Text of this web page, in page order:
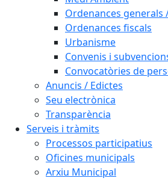
Ordenances generals
Ordenances fiscals
Urbanisme
Convenis i
Convocatòries de
Anuncis / Edictes
Seu electrònica
Transparència
Serveis i tràmits
Processos participatius
Oficines municipals
Arxiu Municipal